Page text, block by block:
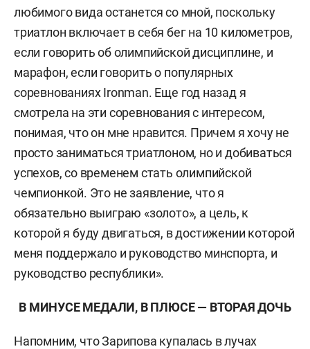
любимого вида останется со мной, поскольку
триатлон включает в себя бег на 10 километров,
если говорить об олимпийской дисциплине, и
марафон, если говорить о популярных
соревнованиях Ironman. Еще год назад я
смотрела на эти соревнования с интересом,
понимая, что он мне нравится. Причем я хочу не
просто заниматься триатлоном, но и добиваться
успехов, со временем стать олимпийской
чемпионкой. Это не заявление, что я
обязательно выиграю «золото», а цель, к
которой я буду двигаться, в достижении которой
меня поддержало и руководство минспорта, и
руководство республики».
В МИНУСЕ МЕДАЛИ, В ПЛЮСЕ — ВТОРАЯ ДОЧЬ
Напомним, что Зарипова купалась в лучах